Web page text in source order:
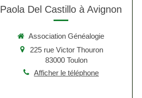
Paola Del Castillo à Avignon
Association Généalogie
225 rue Victor Thouron
83000 Toulon
Afficher le téléphone